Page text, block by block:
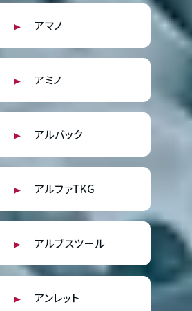
アマノ
アミノ
アルバック
アルファTKG
アルプスツール
アンレット